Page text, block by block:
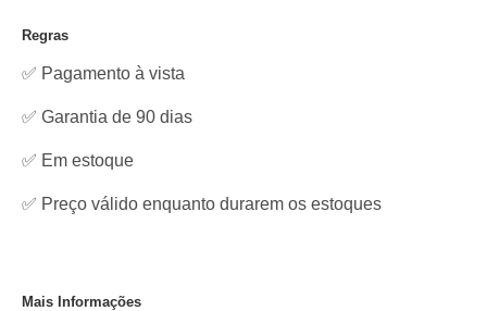
Regras
✅ Pagamento à vista
✅ Garantia de 90 dias
✅ Em estoque
✅ Preço válido enquanto durarem os estoques
Mais Informações